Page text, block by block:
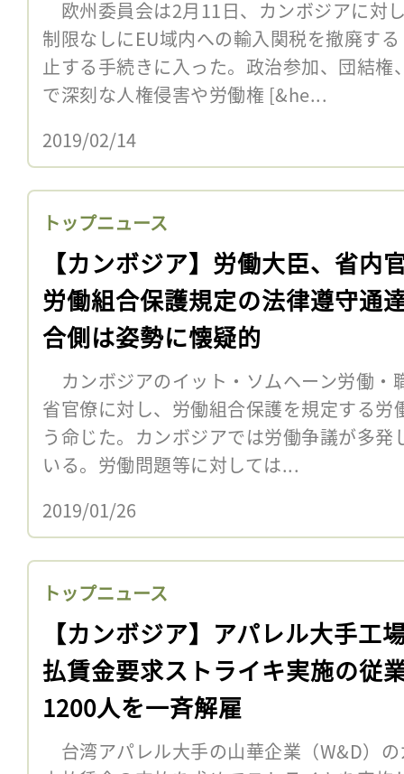
欧州委員会は2月11日、カンボジアに対
制限なしにEU域内への輸入関税を撤廃す
止する手続きに入った。政治参加、団結
で深刻な人権侵害や労働権 [&he...
2019/02/14
トップニュース
【カンボジア】労働大臣、省内
労働組合保護規定の法律遵守通
合側は姿勢に懐疑的
カンボジアのイット・ソムヘーン労働・
省官僚に対し、労働組合保護を規定する
う命じた。カンボジアでは労働争議が多発
いる。労働問題等に対しては...
2019/01/26
トップニュース
【カンボジア】アパレル大手工
払賃金要求ストライキ実施の従
1200人を一斉解雇
台湾アパレル大手の山華企業（W&D）